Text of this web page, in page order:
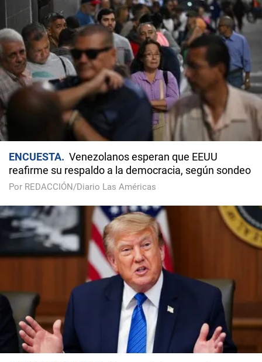
ENCUESTA
Venezolanos esperan que EEUU
reafirme su respaldo a la democracia, según sondeo
Por REDACCIÓN/Diario Las Américas